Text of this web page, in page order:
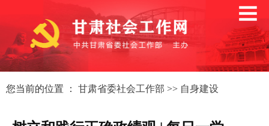
您当前的位置 ： 甘肃省委社会工作部 >> 自身建设